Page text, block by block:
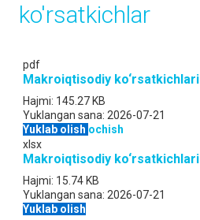
ko'rsatkichlar
pdf
Makroiqtisodiy ko‘rsatkichlari
Hajmi: 145.27 KB
Yuklangan sana: 2026-07-21
Yuklab olish ochish
xlsx
Makroiqtisodiy ko‘rsatkichlari
Hajmi: 15.74 KB
Yuklangan sana: 2026-07-21
Yuklab olish